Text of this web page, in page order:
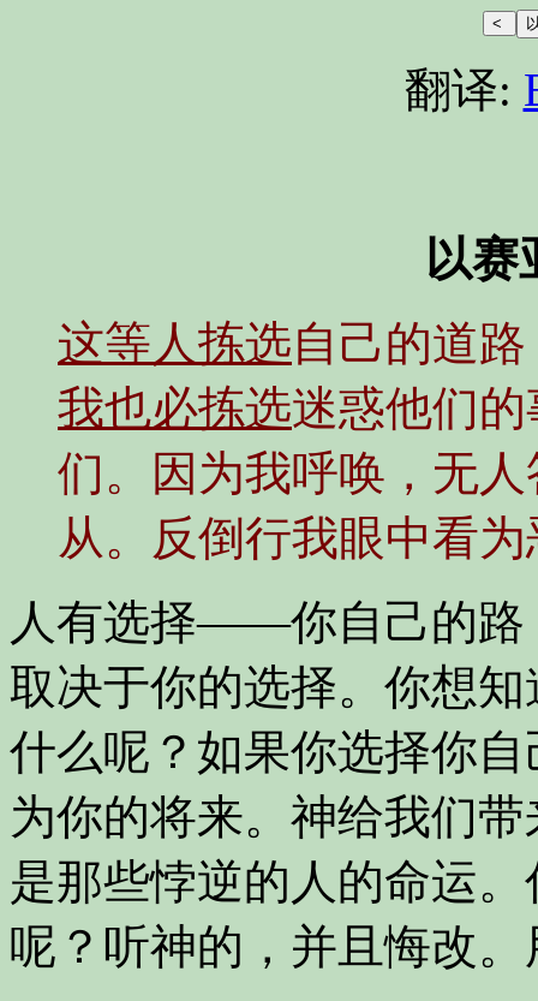
翻译:
以赛
这等人拣选自己的道
我也必拣选迷惑他们
们。因为我呼唤，无
从。反倒行我眼中看
人有选择——你自己的路
取决于你的选择。你想
什么呢？如果你选择你
为你的将来。神给我们
是那些悖逆的人的命运
呢？听神的，并且悔改